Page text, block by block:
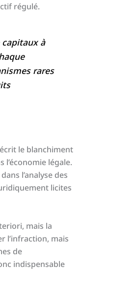
régulé.
à
rares
le blanchiment
légale.
l’analyse des
licites
mais la
l’infraction, mais
de
indispensable